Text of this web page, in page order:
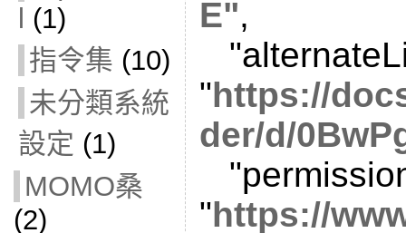
(1)
指令集 (10)
未分類系統
設定 (1)
MOMO桑
(2)
E",
"https://
der/d/
"https://